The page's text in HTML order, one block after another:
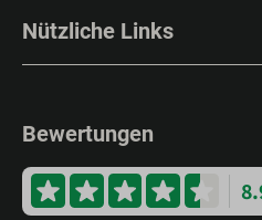
Nützliche Links
Bewertungen